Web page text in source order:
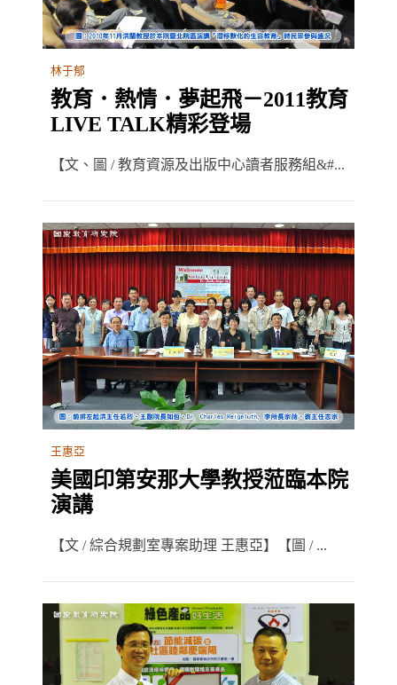
林于郁
教育．熱情．夢起飛－2011教育
LIVE TALK精彩登場
【文、圖 / 教育資源及出版中心讀者服務組&#...
王惠亞
美國印第安那大學教授蒞臨本院
演講
【文 / 綜合規劃室專案助理 王惠亞】【圖 / ...